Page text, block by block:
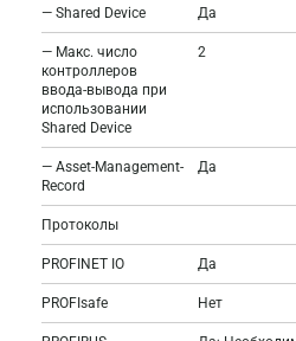
— Shared Device Да
— Макс. число
контроллеров
ввода-вывода при
использовании
Shared Device
2
— Asset-Management-
Record
Да
Протоколы
PROFINET IO Да
PROFIsafe Нет